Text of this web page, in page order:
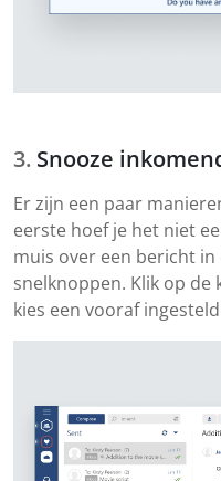
Snooze
Er zijn een paar
eerste hoef je het niet
muis over een bericht
snelknoppen. Klik op
kies een vooraf